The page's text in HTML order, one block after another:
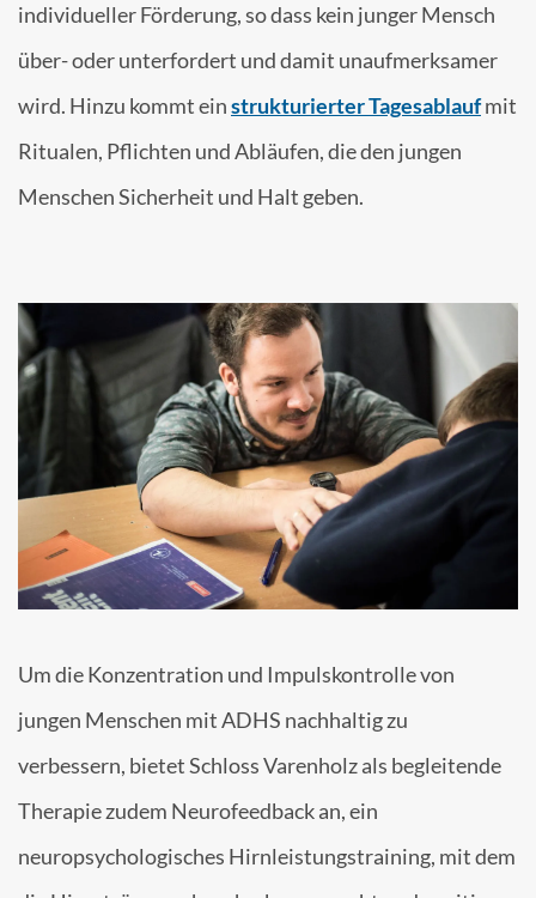
individueller Förderung, so dass kein junger Mensch
über- oder unterfordert und damit unaufmerksamer
wird. Hinzu kommt einstrukturierter Tagesablaufmit
Ritualen, Pflichten und Abläufen, die den jungen
Menschen Sicherheit und Halt geben.
Um die Konzentration und Impulskontrolle von
jungen Menschen mit ADHS nachhaltig zu
verbessern, bietet Schloss Varenholz als begleitende
Therapie zudem Neurofeedback an, ein
neuropsychologisches Hirnleistungstraining, mit dem